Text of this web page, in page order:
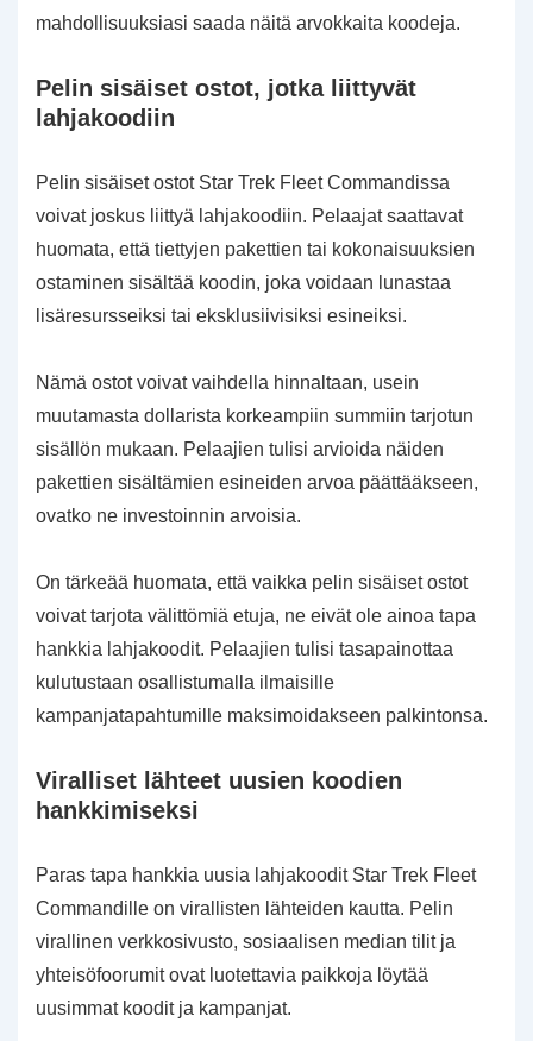
mahdollisuuksiasi saada näitä arvokkaita koodeja.
Pelin sisäiset ostot, jotka liittyvät
lahjakoodiin
Pelin sisäiset ostot Star Trek Fleet Commandissa
voivat joskus liittyä lahjakoodiin. Pelaajat saattavat
huomata, että tiettyjen pakettien tai kokonaisuuksien
ostaminen sisältää koodin, joka voidaan lunastaa
lisäresursseiksi tai eksklusiivisiksi esineiksi.
Nämä ostot voivat vaihdella hinnaltaan, usein
muutamasta dollarista korkeampiin summiin tarjotun
sisällön mukaan. Pelaajien tulisi arvioida näiden
pakettien sisältämien esineiden arvoa päättääkseen,
ovatko ne investoinnin arvoisia.
On tärkeää huomata, että vaikka pelin sisäiset ostot
voivat tarjota välittömiä etuja, ne eivät ole ainoa tapa
hankkia lahjakoodit. Pelaajien tulisi tasapainottaa
kulutustaan osallistumalla ilmaisille
kampanjatapahtumille maksimoidakseen palkintonsa.
Viralliset lähteet uusien koodien
hankkimiseksi
Paras tapa hankkia uusia lahjakoodit Star Trek Fleet
Commandille on virallisten lähteiden kautta. Pelin
virallinen verkkosivusto, sosiaalisen median tilit ja
yhteisöfoorumit ovat luotettavia paikkoja löytää
uusimmat koodit ja kampanjat.